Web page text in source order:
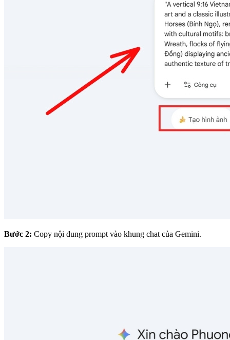
Bước 2: Copy nội dung prompt vào khung chat của Gemini.